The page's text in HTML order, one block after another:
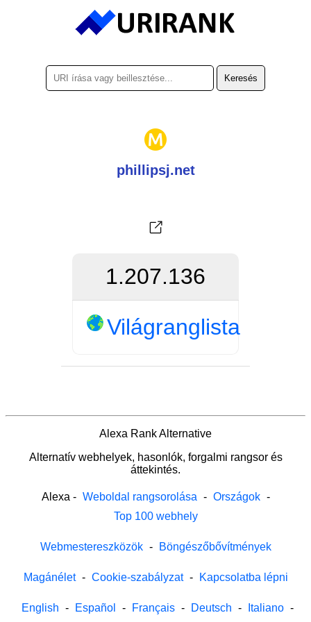
phillipsj.net
1.207.136
Világranglista
Alexa Rank Alternative
Alternatív webhelyek, hasonlók, forgalmi rangsor és
áttekintés.
Alexa - Weboldal rangsorolása - Országok -
Top 100 webhely
Webmestereszközök - Böngészőbővítmények
Magánélet - Cookie-szabályzat - Kapcsolatba lépni
English - Español - Français - Deutsch - Italiano -